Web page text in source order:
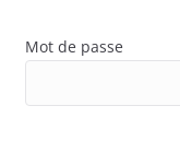
Mot de passe